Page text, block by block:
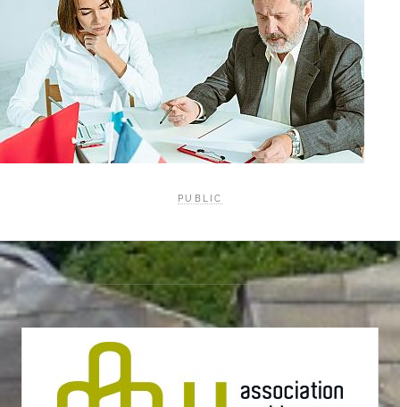
PUBLIC